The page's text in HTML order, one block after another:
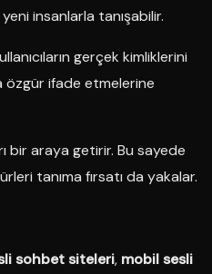
insanlarla tanışabilir.
gerçek kimliklerini
özgür ifade etmelerine
bir araya getirir. Bu sayede
tanıma fırsatı da yakalar.
sohbet siteleri, mobil sesli